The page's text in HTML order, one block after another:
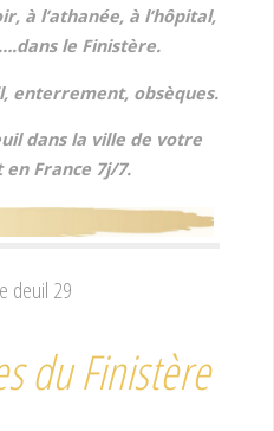
à l’athanée, à l’hôpital,
le Finistère.
enterrement, obsèques.
dans la ville de votre
France 7j/7.
deuil 29
du Finistère